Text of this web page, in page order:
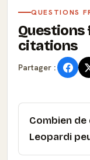
QUESTIONS
Questions
citations
Partager :
Combien
Leopardi